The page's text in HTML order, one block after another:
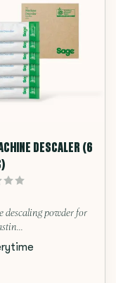
DESCALER (6
descaling powder for